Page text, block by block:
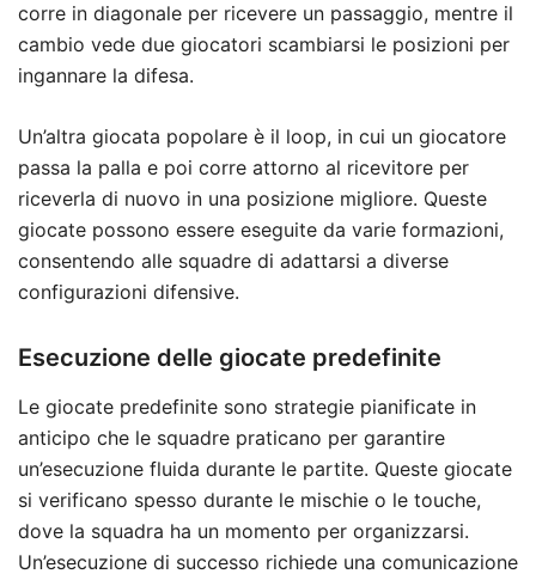
corre in diagonale per ricevere un passaggio, mentre il
cambio vede due giocatori scambiarsi le posizioni per
ingannare la difesa.
Un’altra giocata popolare è il loop, in cui un giocatore
passa la palla e poi corre attorno al ricevitore per
riceverla di nuovo in una posizione migliore. Queste
giocate possono essere eseguite da varie formazioni,
consentendo alle squadre di adattarsi a diverse
configurazioni difensive.
Esecuzione delle giocate predefinite
Le giocate predefinite sono strategie pianificate in
anticipo che le squadre praticano per garantire
un’esecuzione fluida durante le partite. Queste giocate
si verificano spesso durante le mischie o le touche,
dove la squadra ha un momento per organizzarsi.
Un’esecuzione di successo richiede una comunicazione